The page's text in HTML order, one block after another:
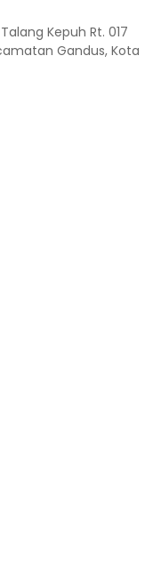
Kepuh Rt. 017
Gandus, Kota